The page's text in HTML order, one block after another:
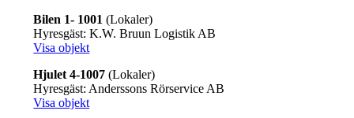
Bilen 1- 1001 (Lokaler)
Hyresgäst: K.W. Bruun Logistik AB
Visa objekt
Hjulet 4-1007 (Lokaler)
Hyresgäst: Anderssons Rörservice AB
Visa objekt